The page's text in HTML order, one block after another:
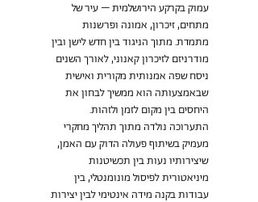
עמוק בקרקע הירושלמית – עיר של
מתחים, זיכרון, אמונה ופרשנות
מתמדת. מתוך הניגוד בין חדש לישן ובין
מודרניזם לזיכרון קאנוני, לאורך השנים
ניסח שפה אמנותית מקורית ואישית
שבאמצעותה הוא ממשיך לבחון את
היחסים בין מקום לזמן ולזהות.
התערוכה נולדה מתוך תהליך מחקרי
מעמיק בשיתוף פעולה הדוק עם האמן,
שיצירותיו נעות בין תכשיטנות
מיניאטורית לפיסול מונומנטלי, בין
עבודות בקנה מידה אינטימי לבין יצירות